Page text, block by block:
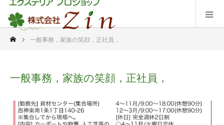
一般事務，家族の笑顔，正社員，
一般事務，家族の笑顔，正社員，